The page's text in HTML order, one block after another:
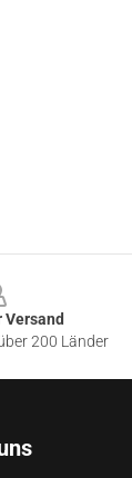
200 Länder